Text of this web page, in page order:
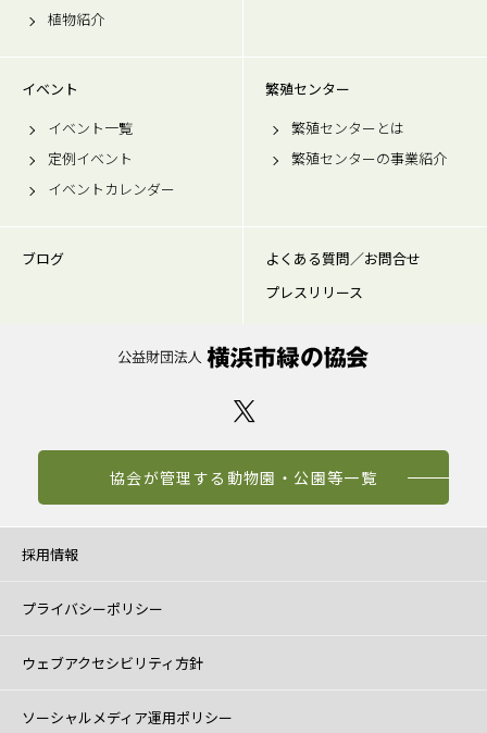
植物紹介
イベント
イベント一覧
定例イベント
イベントカレンダー
繁殖センター
繁殖センターとは
繁殖センターの事業紹介
ブログ
よくある質問／お問合せ
プレスリリース
協会が管理する動物園・公園等一覧
採用情報
プライバシーポリシー
ウェブアクセシビリティ方針
ソーシャルメディア運用ポリシー